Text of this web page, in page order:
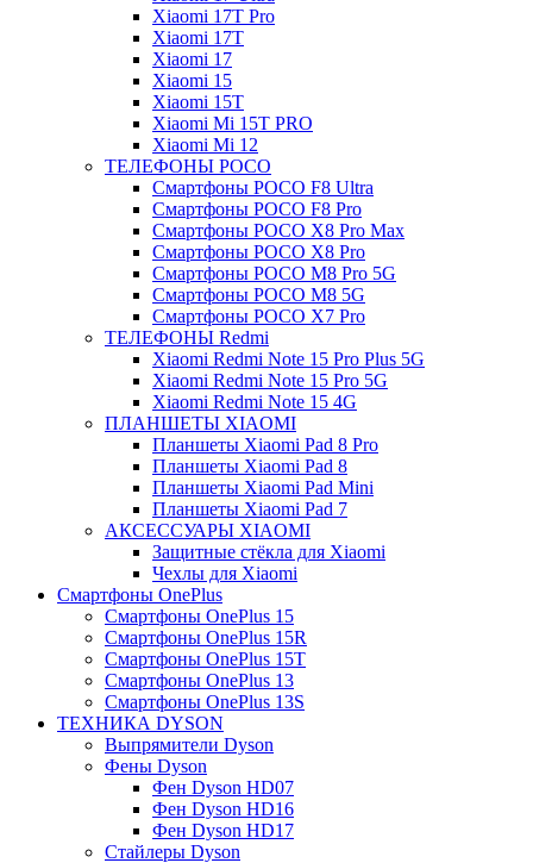
Xiaomi 17T Pro
Xiaomi 17T
Xiaomi 17
Xiaomi 15
Xiaomi 15T
Xiaomi Mi 15T PRO
Xiaomi Mi 12
ТЕЛЕФОНЫ POCO
Смартфоны POCO F8 Ultra
Смартфоны POCO F8 Pro
Смартфоны POCO X8 Pro Max
Смартфоны POCO X8 Pro
Смартфоны POCO M8 Pro 5G
Смартфоны POCO M8 5G
Смартфоны POCO X7 Pro
ТЕЛЕФОНЫ Redmi
Xiaomi Redmi Note 15 Pro Plus 5G
Xiaomi Redmi Note 15 Pro 5G
Xiaomi Redmi Note 15 4G
ПЛАНШЕТЫ XIAOMI
Планшеты Xiaomi Pad 8 Pro
Планшеты Xiaomi Pad 8
Планшеты Xiaomi Pad Mini
Планшеты Xiaomi Pad 7
АКСЕССУАРЫ XIAOMI
Защитные стёкла для Xiaomi
Чехлы для Xiaomi
Смартфоны OnePlus
Смартфоны OnePlus 15
Смартфоны OnePlus 15R
Смартфоны OnePlus 15T
Смартфоны OnePlus 13
Смартфоны OnePlus 13S
ТЕХНИКА DYSON
Выпрямители Dyson
Фены Dyson
Фен Dyson HD07
Фен Dyson HD16
Фен Dyson HD17
Стайлеры Dyson